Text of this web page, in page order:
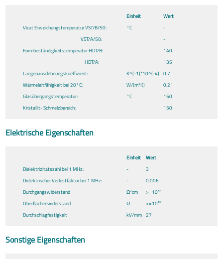
Einheit
Wert
Vicat Erweichungstemperatur VST/B/50:
°C
-
VST/A/50:
-
Formbeständigkeitstemperatur HDT/B:
140
HDT/A:
135
Längenausdehnungskoeffizient:
K^(-1)*10^(-4)
0.7
Wärmeleitfähigkeit bei 20°C:
W/(m*K)
0.21
Glasübergangstemperatur:
°C
150
Kristallit- Schmelzbereich:
150
Elektrische Eigenschaften
Einheit
Wert
Dielektrizitätszahl bei 1 MHz:
-
3
Dielektrischer Verlustfaktor bei 1 MHz:
-
0.006
Durchgangswiderstand
Ω*cm
>=10¹³
Oberflächenwiderstand
Ω
>=10¹³
Durchschlagfestigkeit
kV/mm 27
Sonstige Eigenschaften